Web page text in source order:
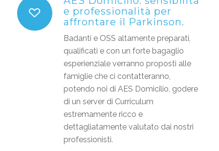
e professionalità per
affrontare il Parkinson.
Badanti e OSS altamente preparati,
qualificati e con un forte bagaglio
esperienziale verranno proposti alle
famiglie che ci contatteranno,
potendo noi di AES Domicilio, godere
di un server di Curriculum
estremamente ricco e
dettagliatamente valutato dai nostri
professionisti.